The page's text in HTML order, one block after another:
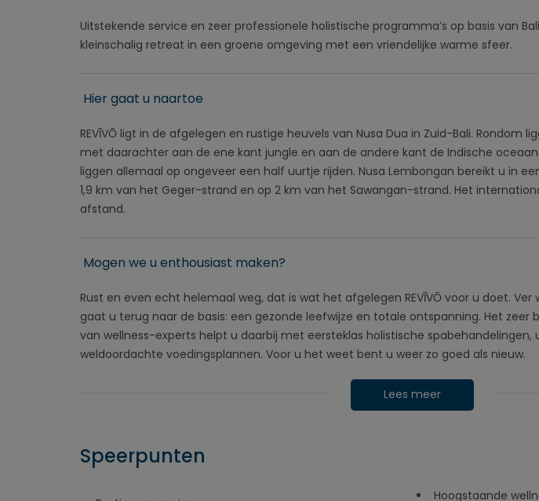
Uitstekende service en zeer professionele holistische programma’s op basis van
kleinschalig retreat in een groene omgeving met een vriendelijke warme sfeer.
Hier gaat u naartoe
REVĪVŌ ligt in de afgelegen en rustige heuvels van Nusa Dua in Zuid-Bali. Rondom
met daarachter aan de ene kant jungle en aan de andere kant de Indische
liggen allemaal op ongeveer een half uurtje rijden. Nusa Lembongan bereikt u in
1,9 km van het Geger-strand en op 2 km van het Sawangan-strand. Het
afstand.
Mogen we u enthousiast maken?
Rust en even echt helemaal weg, dat is wat het afgelegen REVĪVŌ voor u doet. Ver
gaat u terug naar de basis: een gezonde leefwijze en totale ontspanning. Het
van wellness-experts helpt u daarbij met eersteklas holistische
weldoordachte voedingsplannen. Voor u het weet bent u weer zo goed als nieuw.
Lees meer
Speerpunten
Hoogstaande